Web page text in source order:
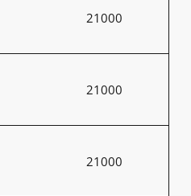
21000
21000
21000